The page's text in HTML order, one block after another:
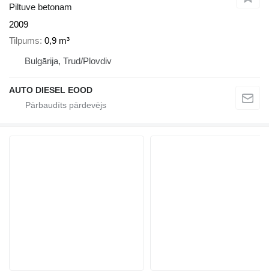
Piltuve betonam
2009
Tilpums 0,9 m³
Bulgārija, Trud/Plovdiv
AUTO DIESEL EOOD